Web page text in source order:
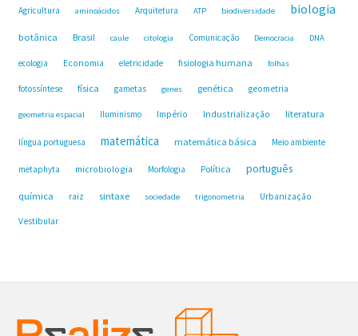
Agricultura aminoácidos Arquitetura ATP biodiversidade biologia
botânica Brasil caule citologia Comunicação Democracia DNA
ecologia Economia eletricidade fisiologia humana folhas
fotossíntese física gametas genes genética geometria
geometria espacial Iluminismo Império Industrialização literatura
língua portuguesa matemática matemática básica Meio ambiente
metaphyta microbiologia Morfologia Política português
química raiz sintaxe sociedade trigonometria Urbanização
Vestibular